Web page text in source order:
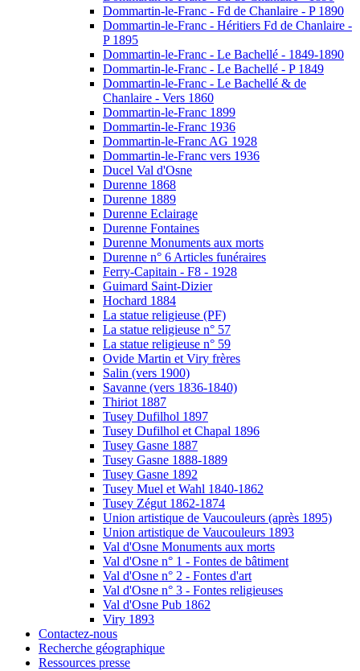
Dommartin-le-Franc - Fd de Chanlaire - P 1890
Dommartin-le-Franc - Héritiers Fd de Chanlaire -
P 1895
Dommartin-le-Franc - Le Bachellé - 1849-1890
Dommartin-le-Franc - Le Bachellé - P 1849
Dommartin-le-Franc - Le Bachellé & de
Chanlaire - Vers 1860
Dommartin-le-Franc 1899
Dommartin-le-Franc 1936
Dommartin-le-Franc AG 1928
Dommartin-le-Franc vers 1936
Ducel Val d'Osne
Durenne 1868
Durenne 1889
Durenne Eclairage
Durenne Fontaines
Durenne Monuments aux morts
Durenne n° 6 Articles funéraires
Ferry-Capitain - F8 - 1928
Guimard Saint-Dizier
Hochard 1884
La statue religieuse (PF)
La statue religieuse n° 57
La statue religieuse n° 59
Ovide Martin et Viry frères
Salin (vers 1900)
Savanne (vers 1836-1840)
Thiriot 1887
Tusey Dufilhol 1897
Tusey Dufilhol et Chapal 1896
Tusey Gasne 1887
Tusey Gasne 1888-1889
Tusey Gasne 1892
Tusey Muel et Wahl 1840-1862
Tusey Zégut 1862-1874
Union artistique de Vaucouleurs (après 1895)
Union artistique de Vaucouleurs 1893
Val d'Osne Monuments aux morts
Val d'Osne n° 1 - Fontes de bâtiment
Val d'Osne n° 2 - Fontes d'art
Val d'Osne n° 3 - Fontes religieuses
Val d'Osne Pub 1862
Viry 1893
Contactez-nous
Recherche géographique
Ressources presse